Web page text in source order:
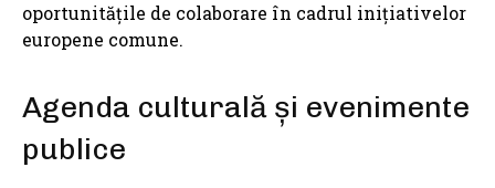
oportunitățile de colaborare în cadrul inițiativelor
europene comune.
Agenda culturală și evenimente
publice